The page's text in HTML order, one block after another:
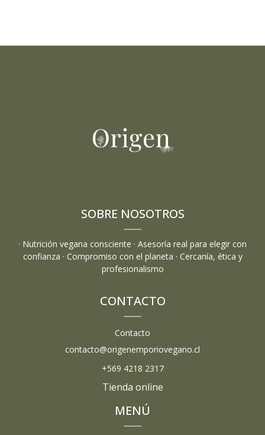
SOBRE NOSOTROS
· Nutrición vegana consciente · Asesoría real para elegir con
confianza · Compromiso con el planeta · Cercanía, ética y
profesionalismo
CONTACTO
Contacto
contacto@origenemporiovegano.cl
+569 4218 2317
Tienda online
MENÚ